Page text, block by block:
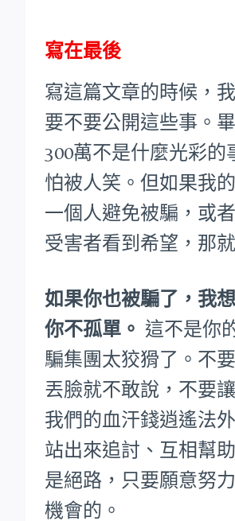
寫在最後
寫這篇文章的時候，
要不要公開這些事。
300萬不是什麼光彩的
怕被人笑。 但如果我
一個人避免被騙，或
受害者看到希望，那
如果你也被騙了，我
你不孤單。 這不是你
騙集團太狡猾了。不
丟臉就不敢說，不要
我們的血汗錢逍遙法外
站出來追討、互相幫
是絕路，只要願意努
機會的。